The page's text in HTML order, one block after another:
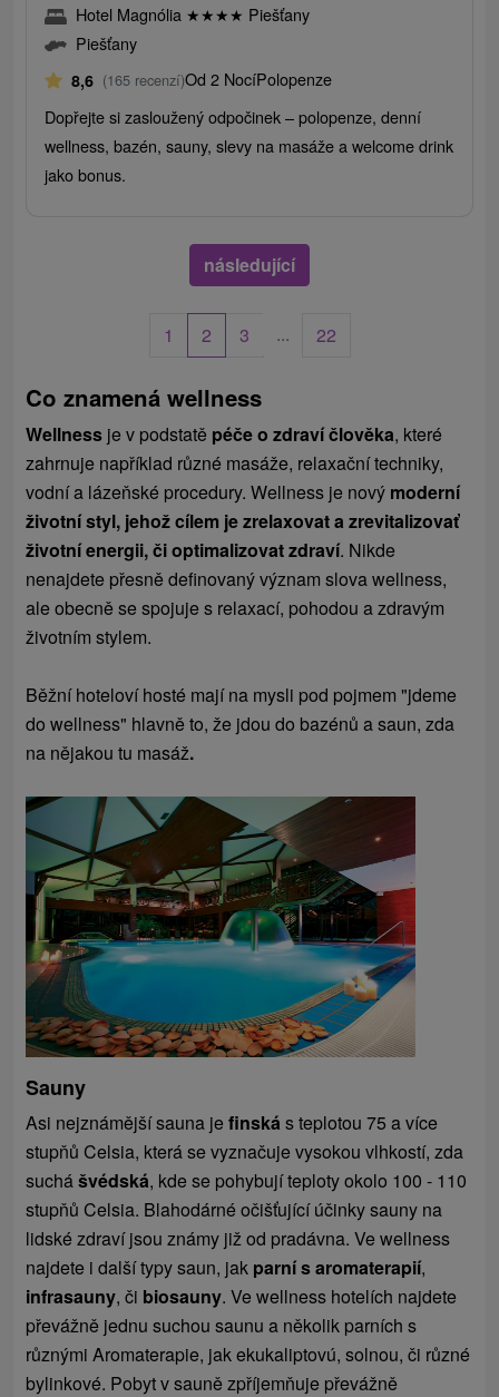
Hotel Magnólia ★★★★ Piešťany
Piešťany
8,6 (165 recenzí)Od 2 NocíPolopenze
Dopřejte si zasloužený odpočinek – polopenze, denní
wellness, bazén, sauny, slevy na masáže a welcome drink
jako bonus.
následující
1 2 3 ... 22
Co znamená wellness
Wellness je v podstatě péče o zdraví člověka, které
zahrnuje například různé masáže, relaxační techniky,
vodní a lázeňské procedury. Wellness je nový moderní
životní styl, jehož cílem je zrelaxovat a zrevitalizovať
životní energii, či optimalizovat zdraví. Nikde
nenajdete přesně definovaný význam slova wellness,
ale obecně se spojuje s relaxací, pohodou a zdravým
životním stylem.
Běžní hoteloví hosté mají na mysli pod pojmem "jdeme
do wellness" hlavně to, že jdou do bazénů a saun, zda
na nějakou tu masáž.
Sauny
Asi nejznámější sauna jefinská s teplotou 75 a více
stupňů Celsia, která se vyznačuje vysokou vlhkostí, zda
suchášvédská, kde se pohybují teploty okolo 100 - 110
stupňů Celsia. Blahodárné očišťující účinky sauny na
lidské zdraví jsou známy již od pradávna. Ve wellness
najdete i další typy saun, jak parní s aromaterapií,
infrasauny, či biosauny. Ve wellness hotelích najdete
převážně jednu suchou saunu a několik parních s
různými Aromaterapie, jak ekukaliptovú, solnou, či různé
bylinkové. Pobyt v sauně zpříjemňuje převážně